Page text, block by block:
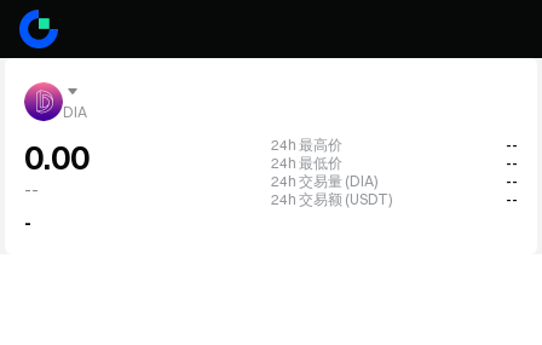
DIA
0.00
--
-
24h 最高价
--
24h 最低价
--
24h 交易量 (DIA)
--
24h 交易额 (USDT)
--